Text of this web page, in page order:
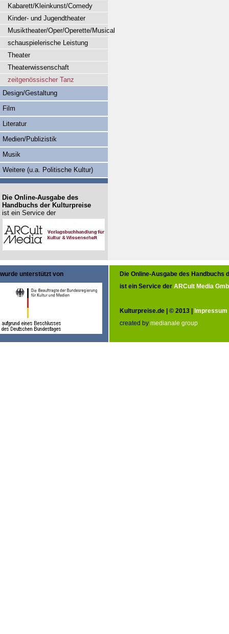
Kabarett/Kleinkunst/Comedy
Kinder- und Jugendtheater
Musiktheater/Oper/Operette/Musical
schauspielerische Leistung
Theater
Theaterwissenschaft
zeitgenössischer Tanz
Design/Gestaltung
Film
Literatur
Medien/Publizistik
Musik
Weitere (u.a. Politische Kultur)
Die Online-Ausgabe des
Handbuchs der Kulturpreise
ist ein Service der
wurde unterstützt von
Die Online-Ausgabe des Handbuchs
ist ein Service der ARCult Media
Kulturpreise.de | © 2013 | Impressum
created by medianale group